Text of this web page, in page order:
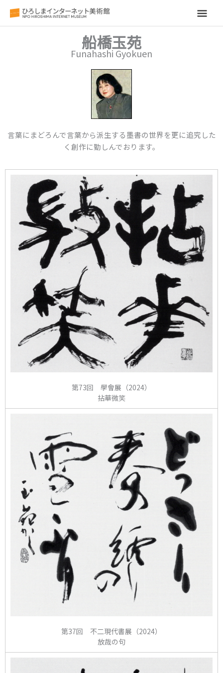
メ
船橋玉苑
Funahashi Gyokuen
言葉にまどろんで言葉から派生する墨書の世界を更に追究した
く創作に勤しんでおります。
第73回 學會展（2024）
拈華微笑
第37回 不二現代書展（2024）
放哉の句